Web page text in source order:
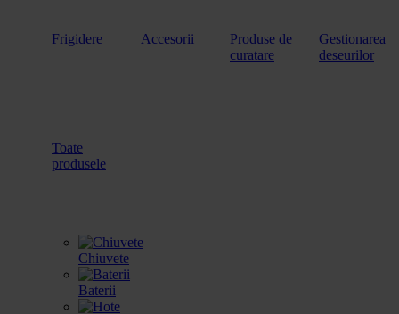
Frigidere Accesorii
Produse de
curatare
Gestionarea
deseurilor
Toate
produsele
Chiuvete
Baterii